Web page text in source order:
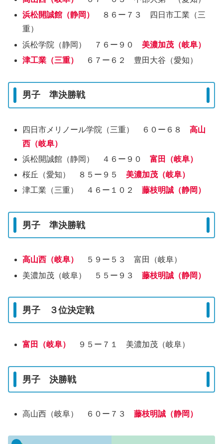
浜松開誠館（静岡）
８６ー７３ 四日市工業（三
重）
浜松学院（静岡） ７６ー９０ 美濃加茂（岐阜）
津工業（三重）
６７ー６２ 豊田大谷（愛知）
男子 準決勝戦
四日市メリノール学院（三重） ６０ー６８高山
西（岐阜）
浜松開誠館（静岡） ４６ー９０富田（岐阜）
桜丘（愛知） ８５ー９５ 美濃加茂（岐阜）
津工業（三重） ４６ー１０２藤枝明誠（静岡）
男子 準決勝戦
高山西（岐阜）
５９ー５３ 富田（岐阜）
美濃加茂（岐阜） ５５ー９３藤枝明誠（静岡）
男子 ３位決定戦
富田（岐阜） ９５ー７１ 美濃加茂（岐阜）
男子 決勝戦
高山西（岐阜） ６０ー７３藤枝明誠（静岡）